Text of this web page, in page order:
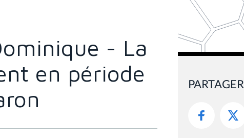
- La
en période
PARTAGER